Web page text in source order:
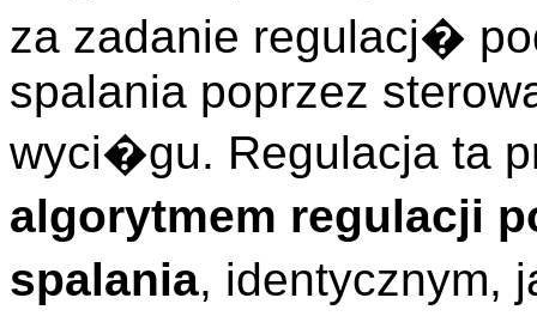
za zadanie regulacj�
spalania poprzez
wyci�gu. Regulacja ta
algorytmem regulacji
spalania, identycznym,